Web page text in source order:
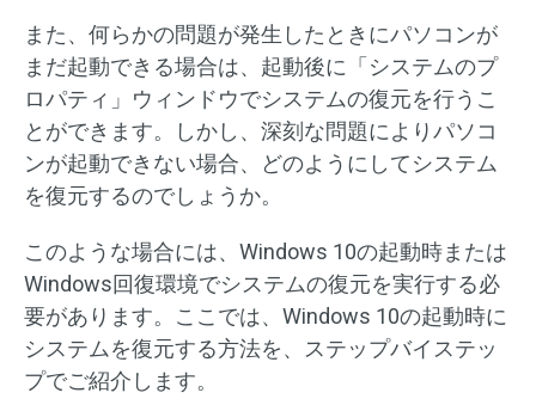
また、何らかの問題が発生したときにパソコンが
まだ起動できる場合は、起動後に「システムのプ
ロパティ」ウィンドウでシステムの復元を行うこ
とができます。しかし、深刻な問題によりパソコ
ンが起動できない場合、どのようにしてシステム
を復元するのでしょうか。
このような場合には、Windows 10の起動時または
Windows回復環境でシステムの復元を実行する必
要があります。ここでは、Windows 10の起動時に
システムを復元する方法を、ステップバイステッ
プでご紹介します。